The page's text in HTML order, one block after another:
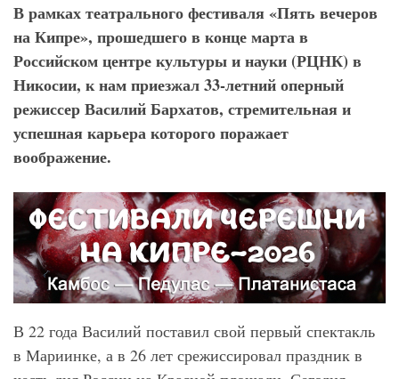
В рамках театрального фестиваля «Пять вечеров
на Кипре», прошедшего в конце марта в
Российском центре культуры и науки (РЦНК) в
Никосии, к нам приезжал 33-летний оперный
режиссер Василий Бархатов, стремительная и
успешная карьера которого поражает
воображение.
В 22 года Василий поставил свой первый спектакль
в Мариинке, а в 26 лет срежиссировал праздник в